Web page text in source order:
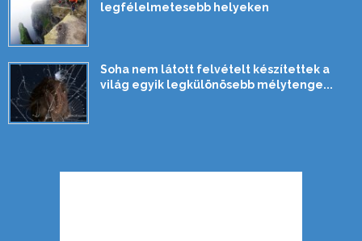
legfélelmetesebb helyeken
Soha nem látott felvételt készítettek a
világ egyik legkülönösebb mélytenge...